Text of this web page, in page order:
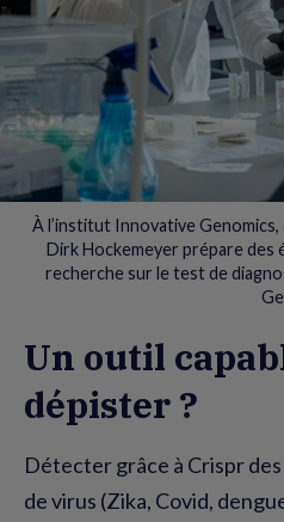
Un outil
dépister ?
Détecter grâce à Crispr
de virus (Zika, Covid,
À l’institut Innovative
Dirk Hockemeyer prépare des
recherche sur le test de